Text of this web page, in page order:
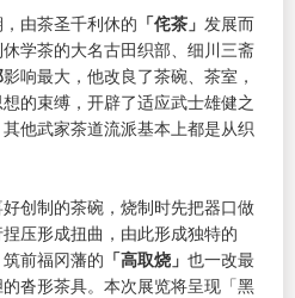
由茶圣千利休的 「侘茶」 发展而
学茶的大名古田织部、细川三斋
影响最大，他改良了茶碗、茶室，
的束缚，开辟了适应武士雄健之
他武家茶道流派基本上都是从织
创制的茶碗，烧制时先把器口做
压形成扭曲，由此形成独特的
前福冈藩的 「高取烧」 也一改最
沓形茶具。本次展览将呈现「黑